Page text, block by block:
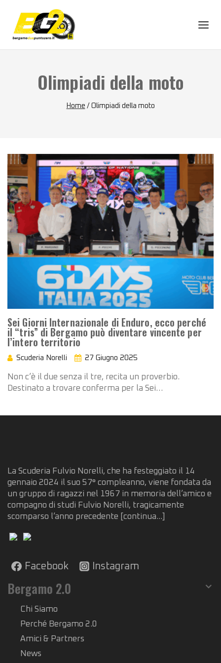
content
Olimpiadi della moto
Home / Olimpiadi della moto
Sei Giorni Internazionale di Enduro, ecco perché
il “tris” di Bergamo può diventare vincente per
l’intero territorio
Scuderia Norelli 27 Giugno 2025
Non c’è il due senza il tre, recita un proverbio.
Destinato a trovare conferma per la Sei…
La Scuderia Fulvio Norelli, che ha festeggiato il 14
gennaio 2024 il suo 57° compleanno, viene fondata da
un gruppo di ragazzi nel 1967 in memoria dell’amico e
compagno di studi Fulvio Norelli, tragicamente
scomparso l’anno precedente
[continua...]
Facebook Instagram
Bergamo 2.0
Chi Siamo
Perché Bergamo 2.0
Amici & Partners
News